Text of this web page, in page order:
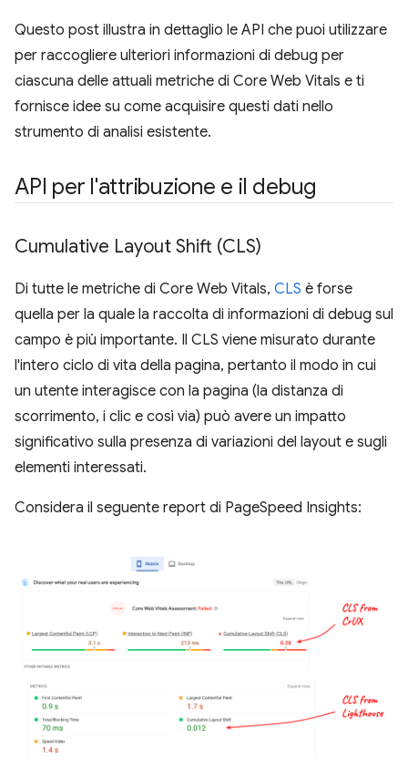
Questo post illustra in dettaglio le API che puoi utilizzare
per raccogliere ulteriori informazioni di debug per
ciascuna delle attuali metriche di Core Web Vitals e ti
fornisce idee su come acquisire questi dati nello
strumento di analisi esistente.
API per l'attribuzione e il debug
Cumulative Layout Shift (CLS)
Di tutte le metriche di Core Web Vitals, CLS è forse
quella per la quale la raccolta di informazioni di debug sul
campo è più importante. Il CLS viene misurato durante
l'intero ciclo di vita della pagina, pertanto il modo in cui
un utente interagisce con la pagina (la distanza di
scorrimento, i clic e così via) può avere un impatto
significativo sulla presenza di variazioni del layout e sugli
elementi interessati.
Considera il seguente report di PageSpeed Insights: